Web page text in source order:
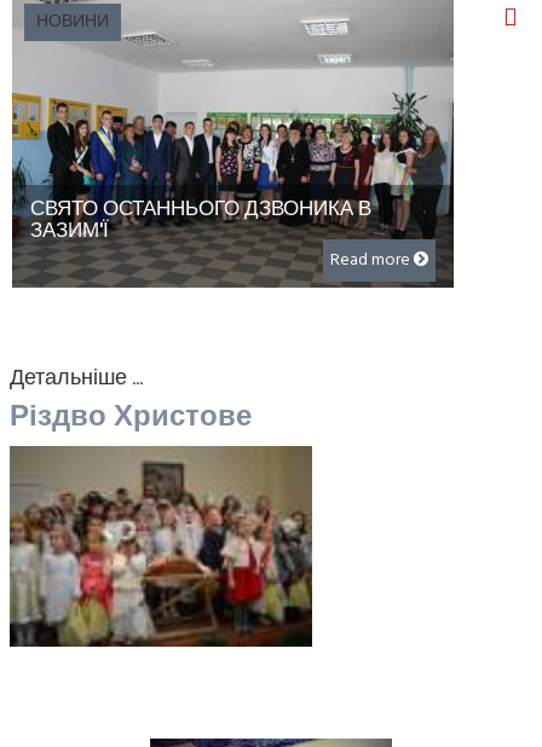
НОВИНИ
СВЯТО ОСТАННЬОГО ДЗВОНИКА В
ЗАЗИМ'Ї
Read more
Детальніше ...
Різдво Христове